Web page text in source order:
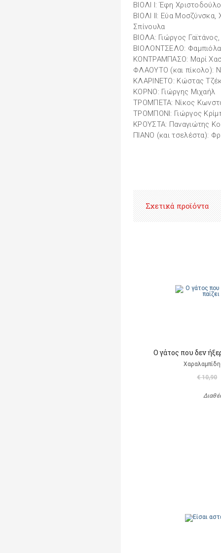
ΒΙΟΛΙ I: Έφη
ΒΙΟΛΙ II: Εύα Μοσζύνσκα,
Σπίνουλα
ΒΙΟΛΑ: Γιώργος
ΒΙΟΛΟΝΤΣΕΛΟ:
ΚΟΝΤΡΑΜΠΑΣΟ: Μαρί
ΦΛΑΟΥΤΟ (και πίκολο):
ΚΛΑΡΙΝΕΤΟ: Κώστας
ΚΟΡΝΟ: Γιώργης Μιχαήλ
ΤΡΟΜΠΕΤΑ: Νίκος
ΤΡΟΜΠΟΝΙ: Γιώργος
ΚΡΟΥΣΤΑ: Παναγιώτης
ΠΙΑΝΟ (και τσελέστα):
Σχετικά προϊόντα
Ο γάτος που δεν
€ 10,90